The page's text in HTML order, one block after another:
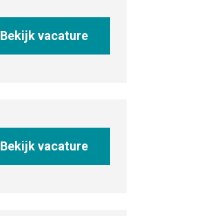
Bekijk vacature
Bekijk vacature